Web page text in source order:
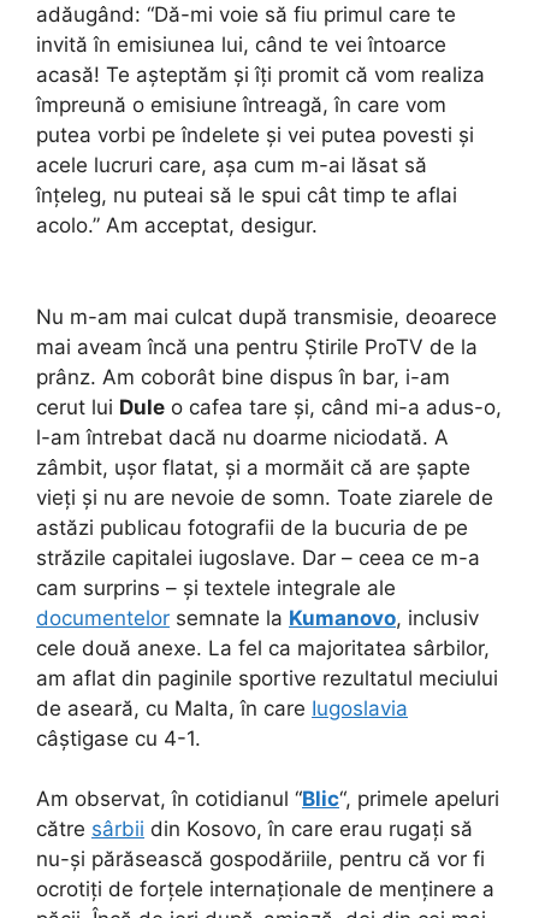
adăugând: “Dă-mi voie să fiu primul care te
invită în emisiunea lui, când te vei întoarce
acasă! Te așteptăm și îți promit că vom realiza
împreună o emisiune întreagă, în care vom
putea vorbi pe îndelete și vei putea povesti și
acele lucruri care, așa cum m-ai lăsat să
înțeleg, nu puteai să le spui cât timp te aflai
acolo.” Am acceptat, desigur.
Nu m-am mai culcat după transmisie, deoarece
mai aveam încă una pentru Știrile ProTV de la
prânz. Am coborât bine dispus în bar, i-am
cerut lui Dule o cafea tare și, când mi-a adus-o,
l-am întrebat dacă nu doarme niciodată. A
zâmbit, ușor flatat, și a mormăit că are șapte
vieți și nu are nevoie de somn. Toate ziarele de
astăzi publicau fotografii de la bucuria de pe
străzile capitalei iugoslave. Dar – ceea ce m-a
cam surprins – și textele integrale ale
documentelor semnate la Kumanovo, inclusiv
cele două anexe. La fel ca majoritatea sârbilor,
am aflat din paginile sportive rezultatul meciului
de aseară, cu Malta, în care Iugoslavia
câștigase cu 4-1.
Am observat, în cotidianul “Blic“, primele apeluri
către sârbii din Kosovo, în care erau rugați să
nu-și părăsească gospodăriile, pentru că vor fi
ocrotiți de forțele internaționale de menținere a